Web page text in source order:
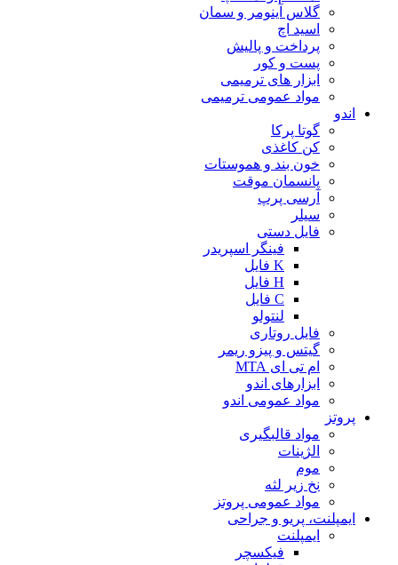
گلاس آینومر و سمان
اسید اچ
پرداخت و پالیش
پست و کور
ابزار های ترمیمی
مواد عمومی ترمیمی
اندو
گوتا پرکا
کن کاغذی
خون بند و هموستات
پانسمان موقت
آرسی پرپ
سیلر
فایل دستی
فینگر اسپریدر
K فایل
H فایل
C فایل
لنتولو
فایل روتاری
گیتس و پیزو ریمر
ام تی ای MTA
ابزارهای اندو
مواد عمومی اندو
پروتز
مواد قالبگیری
الژینات
موم
نخ زیر لثه
مواد عمومی پروتز
ایمپلنت، پریو و جراحی
ایمپلنت
فیکسچر